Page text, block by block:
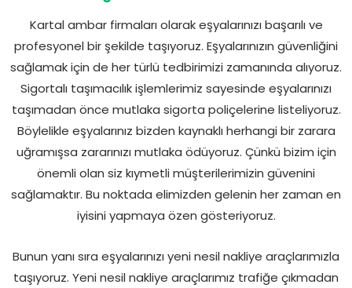
Kartal ambar firmaları olarak eşyalarınızı başarılı ve
profesyonel bir şekilde taşıyoruz. Eşyalarınızın güvenliğini
sağlamak için de her türlü tedbirimizi zamanında alıyoruz.
Sigortalı taşımacılık işlemlerimiz sayesinde eşyalarınızı
taşımadan önce mutlaka sigorta poliçelerine listeliyoruz.
Böylelikle eşyalarınız bizden kaynaklı herhangi bir zarara
uğramışsa zararınızı mutlaka ödüyoruz. Çünkü bizim için
önemli olan siz kıymetli müşterilerimizin güvenini
sağlamaktır. Bu noktada elimizden gelenin her zaman en
iyisini yapmaya özen gösteriyoruz.
Bunun yanı sıra eşyalarınızı yeni nesil nakliye araçlarımızla
taşıyoruz. Yeni nesil nakliye araçlarımız trafiğe çıkmadan